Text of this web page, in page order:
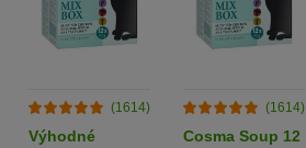
(1614)
Výhodné
(1614)
Cosma Soup 12